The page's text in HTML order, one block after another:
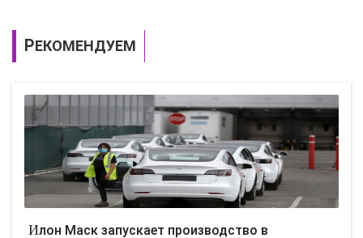
РЕКОМЕНДУЕМ
Илон Маск запускает производство в